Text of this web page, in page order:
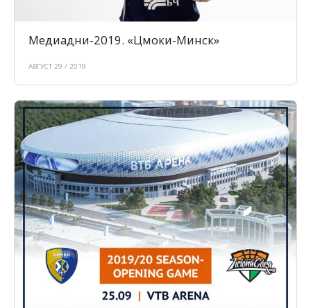
Медиадни-2019. «Цмоки-Минск»
АВГУСТ 29 / 2019